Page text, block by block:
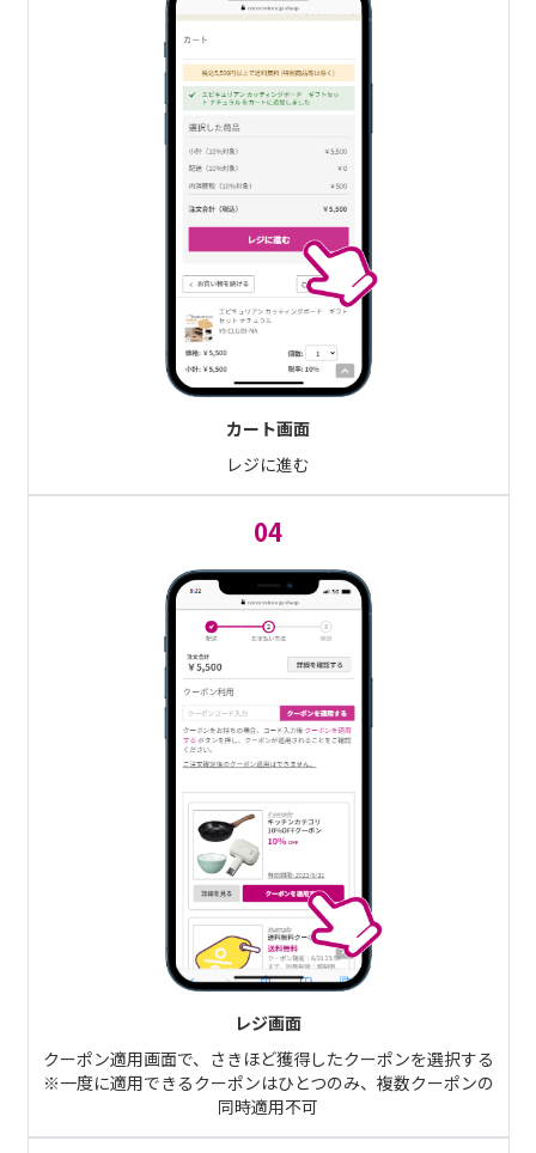
カート画面
レジに進む
04
レジ画面
クーポン適用画面で、さきほど獲得したクーポンを選択する
※一度に適用できるクーポンはひとつのみ、複数クーポンの
同時適用不可